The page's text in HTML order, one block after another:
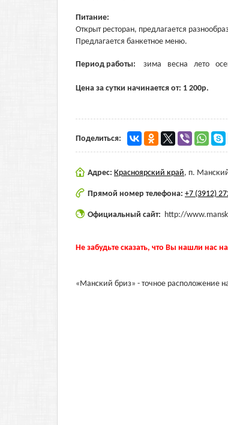
Питание:
Открыт ресторан, предлагается
Предлагается банкетное меню.
Период работы: зима весна лето
Цена за сутки начинается от: 1 200р.
Поделиться:
Адрес: Красноярский край, п.
Прямой номер телефона: +7 (3912)
Официальный сайт: http://
Не забудьте сказать, что Вы нашли нас
«Манский бриз» - точное расположение